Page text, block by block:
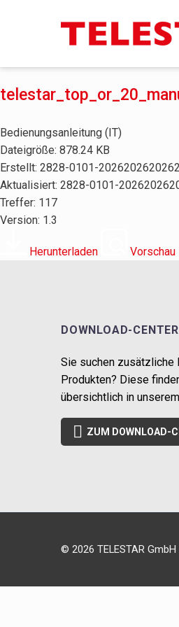
Bedienungsanleitung (IT)
Dateigröße: 878.24 KB
Erstellt: 2828-0101-
Aktualisiert: 2828-0101-
Treffer: 117
Version: 1.3
Herunterladen Vorschau
DOWNLOAD-CENTER
Sie suchen zusätzliche
Produkten? Diese
übersichtlich in
 ZUM DOWNLOAD-
© 2026 TELESTAR GmbH